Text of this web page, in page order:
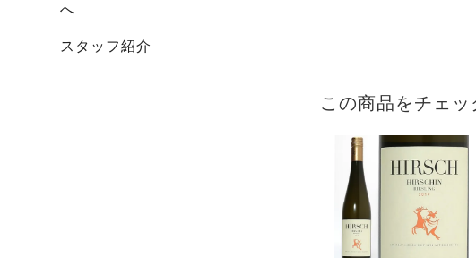
へ
スタッフ紹介
この商品をチェ